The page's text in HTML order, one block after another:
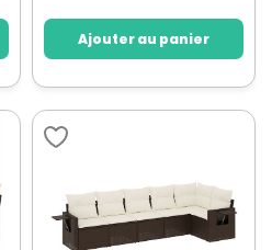
Ajouter au panier